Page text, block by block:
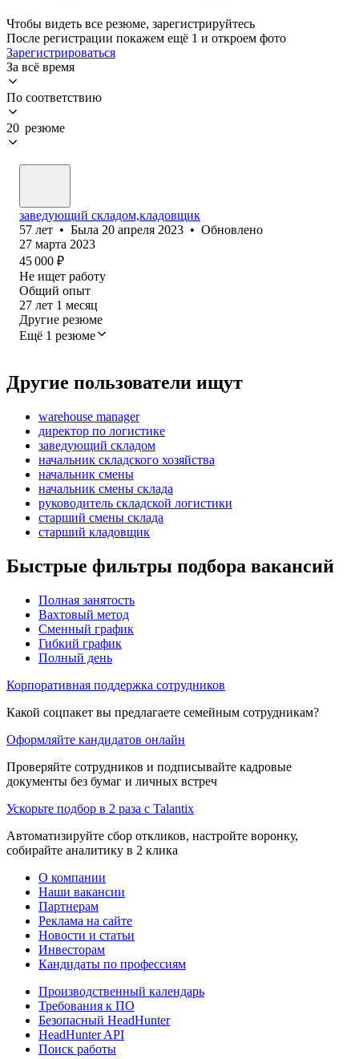
Чтобы видеть все резюме, зарегистрируйтесь
После регистрации покажем ещё 1 и откроем фото
Зарегистрироваться
За всё время
По соответствию
20 резюме
заведующий складом,кладовщик
57 лет • Была 20 апреля 2023 • Обновлено
27 марта 2023
45 000 ₽
Не ищет работу
Общий опыт
27 лет 1 месяц
Другие резюме
Ещё 1 резюме
Другие пользователи ищут
warehouse manager
директор по логистике
заведующий складом
начальник складского хозяйства
начальник смены
начальник смены склада
руководитель складской логистики
старший смены склада
старший кладовщик
Быстрые фильтры подбора вакансий
Полная занятость
Вахтовый метод
Сменный график
Гибкий график
Полный день
Корпоративная поддержка сотрудников
Какой соцпакет вы предлагаете семейным сотрудникам?
Оформляйте кандидатов онлайн
Проверяйте сотрудников и подписывайте кадровые
документы без бумаг и личных встреч
Ускорьте подбор в 2 раза с Talantix
Автоматизируйте сбор откликов, настройте воронку,
собирайте аналитику в 2 клика
О компании
Наши вакансии
Партнерам
Реклама на сайте
Новости и статьи
Инвесторам
Кандидаты по профессиям
Производственный календарь
Требования к ПО
Безопасный HeadHunter
HeadHunter API
Поиск работы